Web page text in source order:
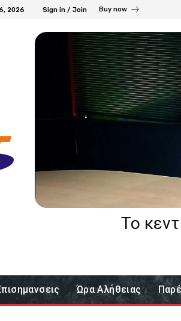
2026 Sign in / Join Buy now
Το
Ώρα Αλήθειας